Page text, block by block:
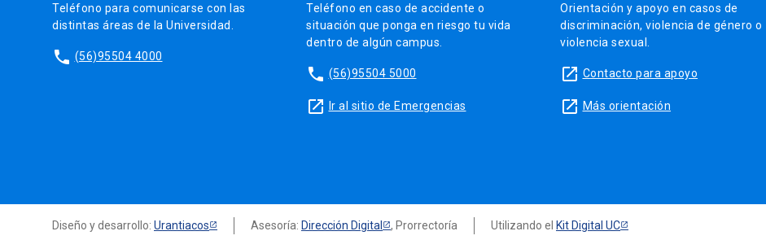
Teléfono para comunicarse con las
distintas áreas de la Universidad.
phone (56)95504 4000
Teléfono en caso de accidente o
situación que ponga en riesgo tu vida
dentro de algún campus.
phone (56)95504 5000
launch Ir al sitio de Emergencias
Orientación y apoyo en casos de
discriminación, violencia de género o
violencia sexual.
launch Contacto para apoyo
launch Más orientación
Diseño y desarrollo: Urantiacos Asesoría: Dirección Digital , Prorrectoría Utilizando el Kit Digital UC